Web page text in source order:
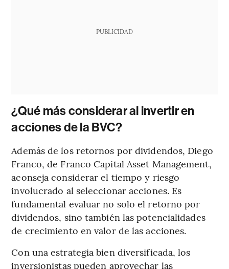
PUBLICIDAD
¿Qué más considerar al invertir en
acciones de la BVC?
Además de los retornos por dividendos, Diego
Franco, de Franco Capital Asset Management,
aconseja considerar el tiempo y riesgo
involucrado al seleccionar acciones. Es
fundamental evaluar no solo el retorno por
dividendos, sino también las potencialidades
de crecimiento en valor de las acciones.
Con una estrategia bien diversificada, los
inversionistas pueden aprovechar las